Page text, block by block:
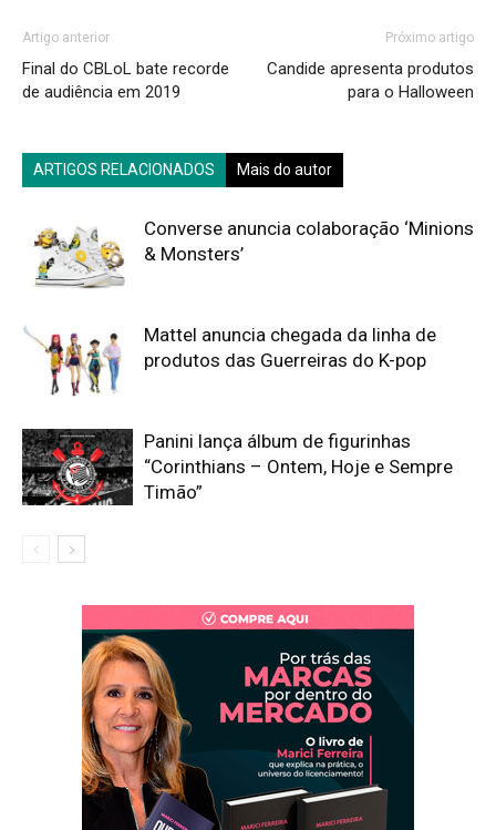
Artigo anterior
Final do CBLoL bate recorde
de audiência em 2019
Próximo artigo
Candide apresenta produtos
para o Halloween
ARTIGOS RELACIONADOS Mais do autor
Converse anuncia colaboração ‘Minions
& Monsters’
Mattel anuncia chegada da linha de
produtos das Guerreiras do K-pop
Panini lança álbum de figurinhas
“Corinthians – Ontem, Hoje e Sempre
Timão”